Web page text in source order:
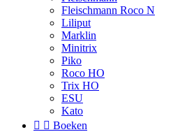
Fleischmann Roco N
Liliput
Marklin
Minitrix
Piko
Roco HO
Trix HO
ESU
Kato
  Boeken